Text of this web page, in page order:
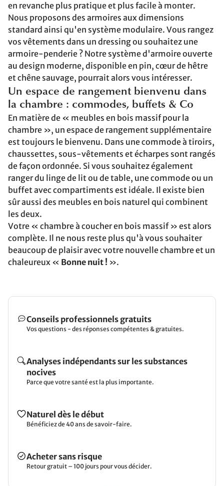
en revanche plus pratique et plus facile à monter.
Nous proposons des armoires aux dimensions
standard ainsi qu'en système modulaire. Vous rangez
vos vêtements dans un dressing ou souhaitez une
armoire-penderie ? Notre système d'armoire ouverte
au design moderne, disponible en pin, cœur de hêtre
et chêne sauvage, pourrait alors vous intéresser.
Un espace de rangement bienvenu dans
la chambre : commodes, buffets & Co
En matière de « meubles en bois massif pour la
chambre », un espace de rangement supplémentaire
est toujours le bienvenu. Dans une commode à tiroirs,
chaussettes, sous-vêtements et écharpes sont rangés
de façon ordonnée. Si vous souhaitez également
ranger du linge de lit ou de table, une commode ou un
buffet avec compartiments est idéale. Il existe bien
sûr aussi des meubles en bois naturel qui combinent
les deux.
Votre « chambre à coucher en bois massif » est alors
complète. Il ne nous reste plus qu'à vous souhaiter
beaucoup de plaisir avec votre nouvelle chambre et un
chaleureux « Bonne nuit ! ».
Conseils professionnels gratuits
Vos questions - des réponses compétentes & gratuites.
Analyses indépendants sur les substances
nocives
Parce que votre santé est la plus importante.
Naturel dès le début
Bénéficiez de 40 ans de savoir-faire.
Acheter sans risque
Retour gratuit – 100 jours pour vous décider.